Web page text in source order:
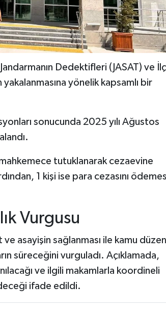
Dedektifleri (JASAT) ve
yakalanmasına yönelik kapsamlı bir
sonucunda 2025 yılı Ağustos
mahkemece tutuklanarak cezaevine
1 kişi ise para cezasını
Vurgusu
asayişin sağlanması ile kamu
süreceğini vurguladı. Açıklamada,
ve ilgili makamlarla koordineli
ifade edildi.